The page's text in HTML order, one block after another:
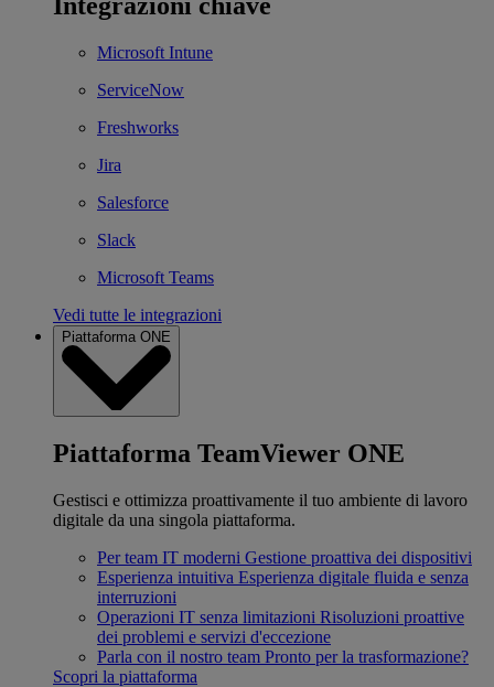
Microsoft Intune
ServiceNow
Freshworks
Jira
Salesforce
Slack
Microsoft Teams
Vedi tutte le integrazioni
Piattaforma ONE
Piattaforma TeamViewer ONE
Gestisci e ottimizza proattivamente il tuo ambiente di lavoro
digitale da una singola piattaforma.
Per team IT moderni Gestione proattiva dei dispositivi
Esperienza intuitiva Esperienza digitale fluida e senza
interruzioni
Operazioni IT senza limitazioni Risoluzioni proattive
dei problemi e servizi d'eccezione
Parla con il nostro team Pronto per la trasformazione?
Scopri la piattaforma